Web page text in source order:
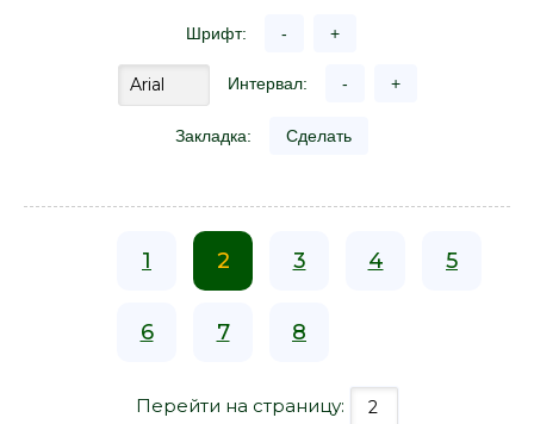
Шрифт: - +
Интервал: - +
Закладка: Сделать
1 2 3 4 5
6 7 8
Перейти на страницу: